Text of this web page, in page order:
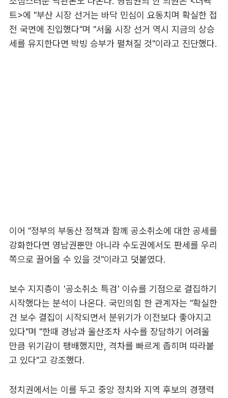
트>에 "부산 시장 선거는 바닥 민심이 요동치며 확실한 접
전 국면에 진입했다"며 "서울 시장 선거 역시 지금의 상승
세를 유지한다면 박빙 승부가 펼쳐질 것"이라고 진단했다.
이어 "정부의 부동산 정책과 함께 공소취소에 대한 공세를
강화한다면 영남권뿐만 아니라 수도권에서도 판세를 우리
쪽으로 끌어올 수 있을 것"이라고 덧붙였다.
보수 지지층이 '공소취소 특검' 이슈를 기점으로 결집하기
시작했다는 분석이 나온다. 국민의힘 한 관계자는 "확실한
건 보수 결집이 시작되면서 분위기가 이전보다 좋아지고
있다"며 "한때 경남과 울산조차 사수를 장담하기 어려울
만큼 위기감이 팽배했지만, 격차를 빠르게 좁히며 따라붙
고 있다"고 강조했다.
정치권에서는 이를 두고 중앙 정치와 지역 후보의 경쟁력